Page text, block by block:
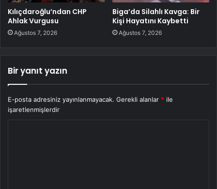
Kılıçdaroğlu’ndan CHP
Ahlak Vurgusu
Ağustos 7, 2026
Biga’da Silahlı Kavga: Bir
Kişi Hayatını Kaybetti
Ağustos 7, 2026
Bir yanıt yazın
E-posta adresiniz yayınlanmayacak. Gerekli alanlar * ile
işaretlenmişlerdir